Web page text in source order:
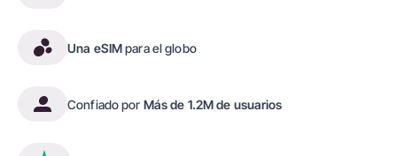
Una eSIMpara el globo
Confiado por Más de 1.2M de usuarios